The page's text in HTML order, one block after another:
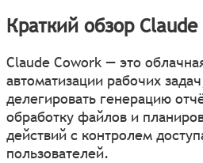
Краткий обзор
Claude Cowork — это
автоматизации рабочих
делегировать генерацию
обработку файлов и
действий с контролем
пользователей.